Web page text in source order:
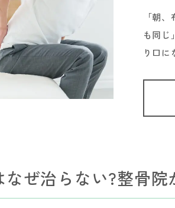
「朝
も同
り口
ぜ治らない?整骨